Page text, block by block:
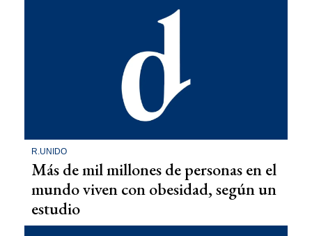
R.UNIDO
Más de mil millones de personas en el
mundo viven con obesidad, según un
estudio